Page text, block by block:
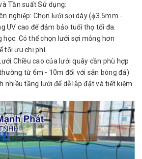
Tần suất Sử dụng:
nghiệp: Chọn lưới sợi dày (ϕ3.5mm -
UV cao để đảm bảo tuổi thọ tối đa.
Có thể chọn lưới sợi mỏng hơn
tối ưu chi phí.
cao của lưới quây cần phù hợp
từ 6m - 10m đối với sân bóng đá)
nhiều tầng lưới để dễ lắp đặt và tiết kiệm